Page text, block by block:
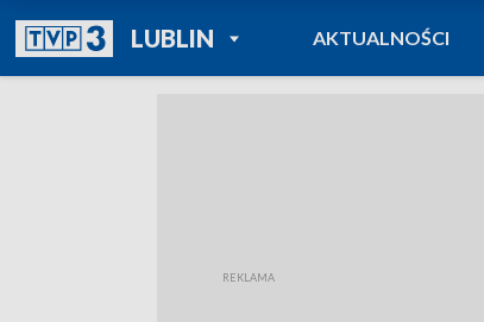
LUBLINPOWRÓT DO
TVP REGIONY
AKTUALNOŚCI